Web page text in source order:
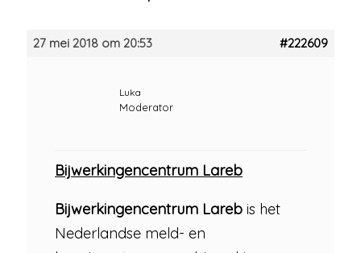
27 mei 2018 om 20:53 #222609
Luka
Moderator
Bijwerkingencentrum Lareb
Bijwerkingencentrum Lareb is het
Nederlandse meld- en